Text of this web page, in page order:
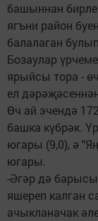
башыннан
ягъни район
балалаган
Бозаулар
ярыйсы тора -
ел
Өч ай эчендә
башка күбрәк.
югары (9,0), ә
югары.
-Әгәр дә
яшереп калган
ачыкланачак